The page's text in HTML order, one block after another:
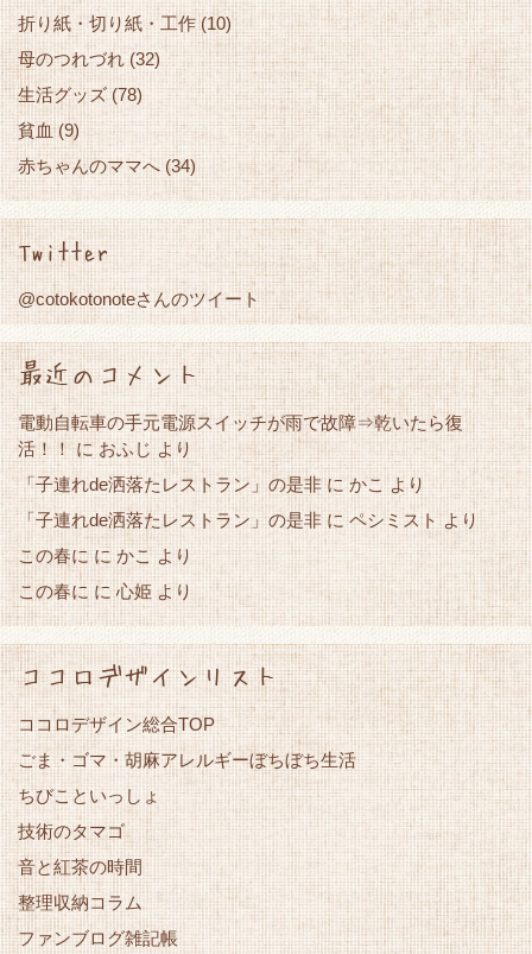
折り紙・切り紙・工作(10)
母のつれづれ(32)
生活グッズ(78)
貧血(9)
赤ちゃんのママへ (34)
Twitter
@cotokotonoteさんのツイート
最近のコメント
電動自転車の手元電源スイッチが雨で故障⇒乾いたら復
活！！ に おふじ より
「子連れde洒落たレストラン」の是非 に かこ より
「子連れde洒落たレストラン」の是非に ペシミスト より
この春に に かこより
この春にに 心姫 より
ココロデザインリスト
ココロデザイン総合TOP
ごま・ゴマ・胡麻アレルギーぼちぼち生活
ちびこといっしょ
技術のタマゴ
音と紅茶の時間
整理収納コラム
ファンブログ雑記帳